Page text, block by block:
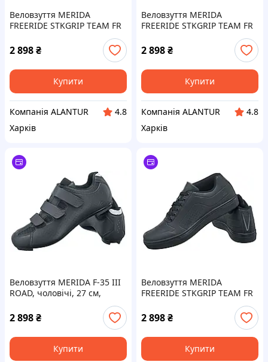
Веловзуття MERIDA
FREERIDE STKGRIP TEAM FR
Чоловіче EU44 для MTB та
крос-к country.
2 898₴
Купити
Компанія ALANTUR
4.8
Харків
Веловзуття MERIDA
FREERIDE STKGRIP TEAM FR
для чоловіків, розмір 41,
високий контроль і
зчеплення
2 898₴
Купити
Компанія ALANTUR
4.8
Харків
Веловзуття MERIDA F-35 III
ROAD, чоловічі, 27 см,
черевики
2 898₴
Купити
Веловзуття MERIDA
FREERIDE STKGRIP TEAM FR
МТБ, максимальне
зчеплення.
2 898₴
Купити